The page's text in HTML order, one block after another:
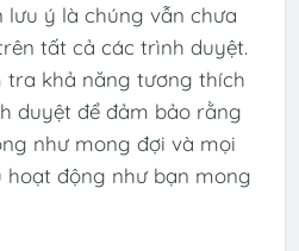
ý là chúng vẫn chưa
tất cả các trình duyệt.
tra khả năng tương thích
duyệt để đảm bảo rằng
như mong đợi và mọi
động như bạn mong